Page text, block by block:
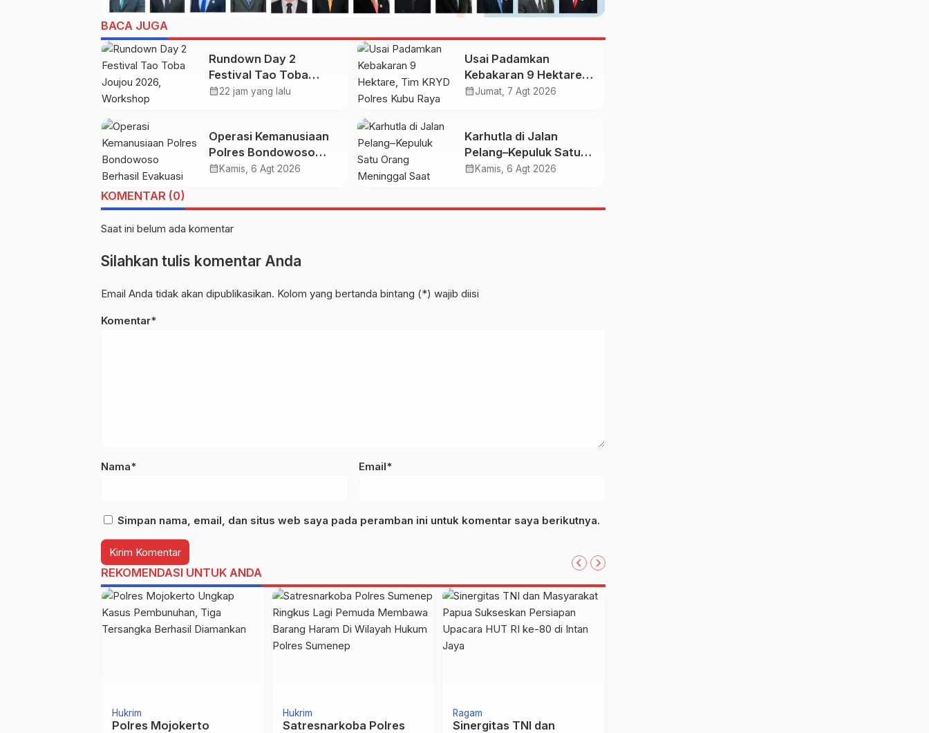
BACA JUGA
Rundown Day 2
Festival Tao Toba
Joujou 2026,
calendar_month22 jam yang lalu
Usai Padamkan
Kebakaran 9 Hektare,
Tim KRYD Polres Kubu
calendar_monthJumat, 7 Agt 2026
Operasi Kemanusiaan
Polres Bondowoso
Berhasil Evakuasi Dua
calendar_month Kamis, 6 Agt 2026
Karhutla di Jalan
Pelang–Kepuluk Satu
Orang Meninggal Saat
calendar_month Kamis, 6 Agt 2026
KOMENTAR (0)
Saat ini belum ada komentar
Silahkan tulis komentar Anda
Email Anda tidak akan dipublikasikan. Kolom yang bertanda bintang (*) wajib diisi
Komentar*
Nama* Email*
Simpan nama, email, dan situs web saya pada peramban ini untuk komentar saya berikutnya.
REKOMENDASI UNTUK ANDA
Hukrim
Polres Mojokerto
Hukrim
Satresnarkoba Polres
Ragam
Sinergitas TNI dan